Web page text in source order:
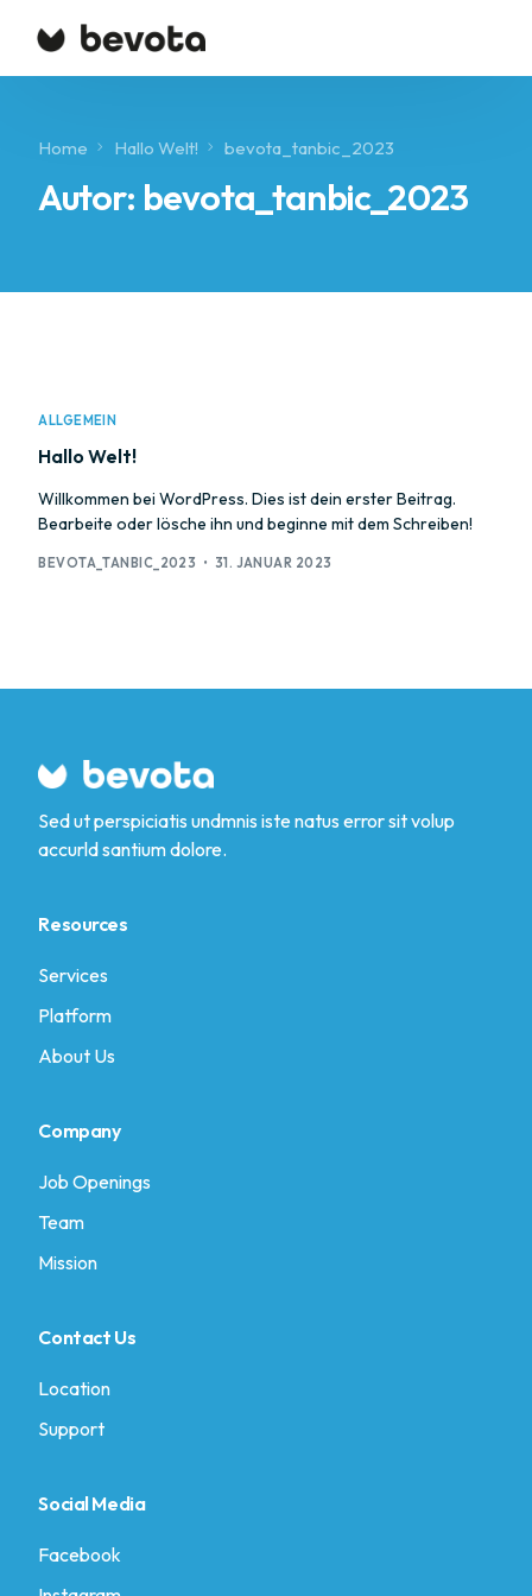
Home Hallo Welt! bevota_tanbic_2023
Autor: bevota_tanbic_2023
ALLGEMEIN
Hallo Welt!
Willkommen bei WordPress. Dies ist dein erster Beitrag.
Bearbeite oder lösche ihn und beginne mit dem Schreiben!
BEVOTA_TANBIC_2023 31. JANUAR 2023
Sed ut perspiciatis undmnis iste natus error sit volup
accurld santium dolore.
Resources
Services
Platform
About Us
Company
Job Openings
Team
Mission
Contact Us
Location
Support
Social Media
Facebook
Join Now